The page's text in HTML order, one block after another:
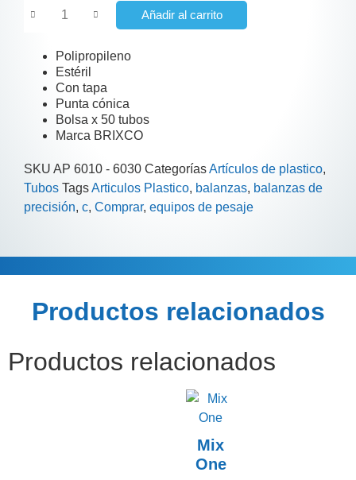
Añadir al carrito
Polipropileno
Estéril
Con tapa
Punta cónica
Bolsa x 50 tubos
Marca BRIXCO
SKU AP 6010 - 6030 CategoríasArtículos de plastico,
Tubos TagsArticulos Plastico, balanzas, balanzas de
precisión, c, Comprar, equipos de pesaje
Información adicional
Productos relacionados
Productos relacionados
Mix
One